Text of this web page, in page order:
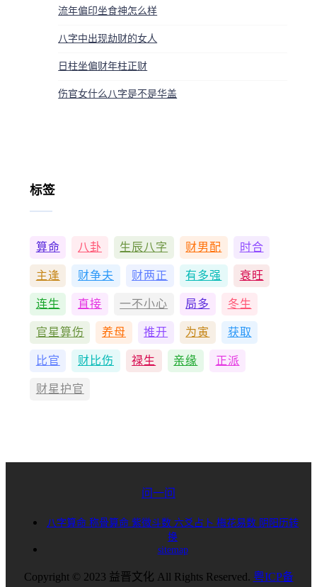
流年偏印坐食神怎么样
八字中出现劫财的女人
日柱坐偏财年柱正财
伤官女什么八字是不是华盖
标签
算命 八卦 生辰八字 财男配 时合
主逢 财争夫 财两正 有多强 衰旺
连生 直接 一不小心 局多 冬生
官星算伤 养母 推开 为寅 获取
比官 财比伤 禄生 亲缘 正派
财星护官
问一问
八字算命 称骨算命 紫微斗数 六爻占卜 梅花易数 阴阳历转
换
sitemap
Copyright © 2023 益晋文化 All Rights Reserved. 粤ICP备